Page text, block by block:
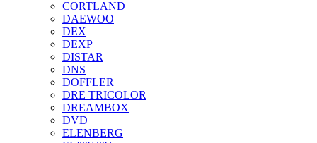
CORTLAND
DAEWOO
DEX
DEXP
DISTAR
DNS
DOFFLER
DRE TRICOLOR
DREAMBOX
DVD
ELENBERG